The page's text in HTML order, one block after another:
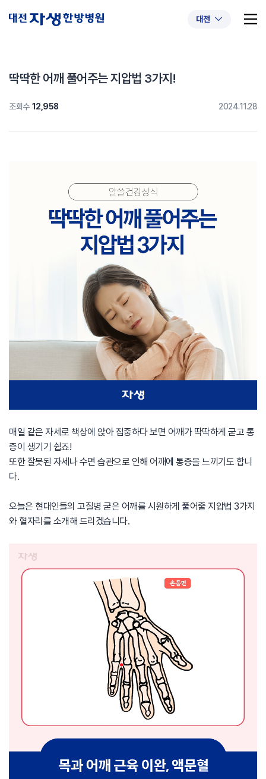
대전
추천 검색어
#교통사고후유증 #허리디스크 #목디스크
딱딱한 어깨 풀어주는 지압법 3가지!
조회수 12,958 2024.11.28
매일 같은 자세로 책상에 앉아 집중하다 보면 어깨가 딱딱하게 굳고 통
증이 생기기 쉽죠!
또한 잘못된 자세나 수면 습관으로 인해 어깨에 통증을 느끼기도 합니
다.
오늘은 현대인들의 고질병 굳은 어깨를 시원하게 풀어줄 지압법 3가지
와 혈자리를 소개해 드리겠습니다.